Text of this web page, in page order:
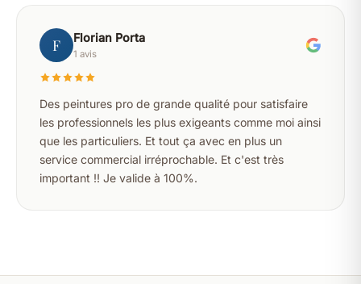
F Florian Porta
1 avis
Des peintures pro de grande qualité pour satisfaire
les professionnels les plus exigeants comme moi ainsi
que les particuliers. Et tout ça avec en plus un
service commercial irréprochable. Et c'est très
important !! Je valide à 100%.